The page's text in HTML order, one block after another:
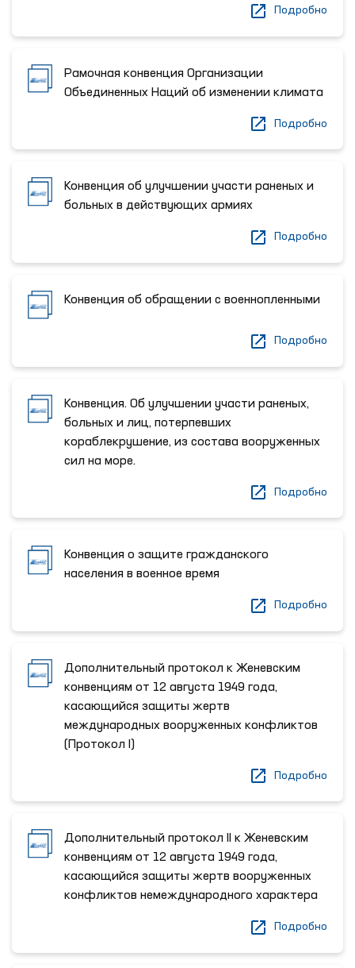
Подробно
Рамочная конвенция Организации
Объединенных Наций об изменении климата
Подробно
Конвенция об улучшении участи раненых и
больных в действующих армиях
Подробно
Конвенция об обращении с военнопленными
Подробно
Конвенция. Об улучшении участи раненых,
больных и лиц, потерпевших
кораблекрушение, из состава вооруженных
сил на море.
Подробно
Конвенция о защите гражданского
населения в военное время
Подробно
Дополнительный протокол к Женевским
конвенциям от 12 августа 1949 года,
касающийся защиты жертв
международных вооруженных конфликтов
(Протокол I)
Подробно
Дополнительный протокол II к Женевским
конвенциям от 12 августа 1949 года,
касающийся защиты жертв вооруженных
конфликтов немеждународного характера
Подробно